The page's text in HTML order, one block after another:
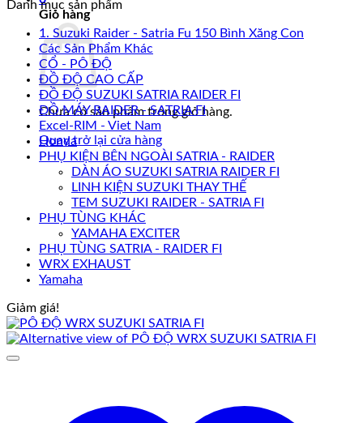
Giỏ hàng
Chưa có sản phẩm trong giỏ hàng.
Quay trở lại cửa hàng
Danh mục sản phẩm
1. Suzuki Raider - Satria Fu 150 Bình Xăng Con
Các Sản Phẩm Khác
CỔ - PÔ ĐỘ
ĐỒ ĐỘ CAO CẤP
ĐỒ ĐỘ SUZUKI SATRIA RAIDER FI
ĐỒ MÁY RAIDER - SATRIA FI
Excel-RIM - Viet Nam
Honda
PHỤ KIỆN BÊN NGOÀI SATRIA - RAIDER
DÀN ÁO SUZUKI SATRIA RAIDER FI
LINH KIỆN SUZUKI THAY THẾ
TEM SUZUKI RAIDER - SATRIA FI
PHỤ TÙNG KHÁC
YAMAHA EXCITER
PHỤ TÙNG SATRIA - RAIDER FI
WRX EXHAUST
Yamaha
Giảm giá!